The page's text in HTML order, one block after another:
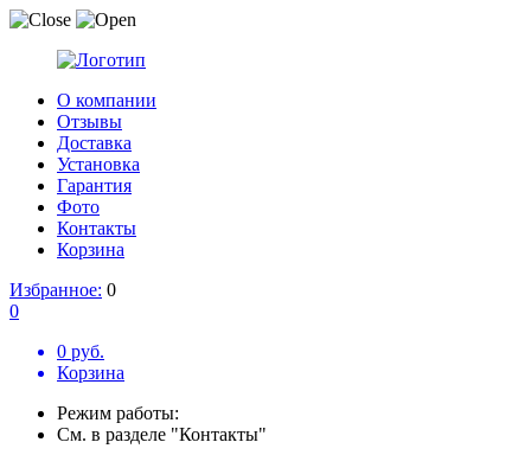
О компании
Отзывы
Доставка
Установка
Гарантия
Фото
Контакты
Корзина
Избранное: 0
0
0 руб.
Корзина
Режим работы:
См. в разделе "Контакты"